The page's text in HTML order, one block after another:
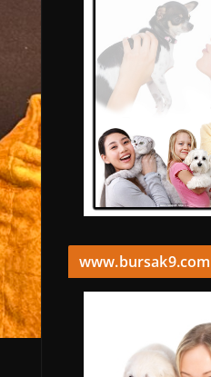
www.bursak9.com